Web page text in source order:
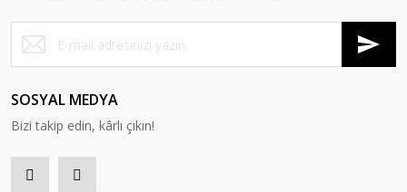
SOSYAL MEDYA
Bizi takip edin, kârlı çıkın!